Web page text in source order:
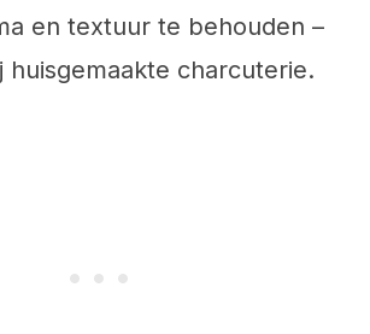
en textuur te behouden –
huisgemaakte charcuterie.